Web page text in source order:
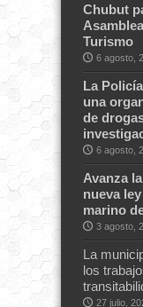
Chubut
Turismo
6 agosto,
La
una
de
6 agosto,
Avanza
nueva
marino
3 agosto,
La
los
27 julio,